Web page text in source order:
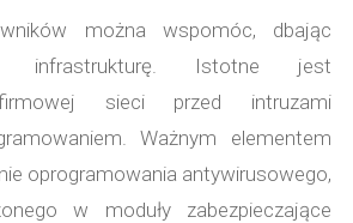
można wspomóc, dbając
infrastrukturę. Istotne jest
firmowej sieci przed intruzami
Ważnym elementem
oprogramowania antywirusowego,
w moduły zabezpieczające